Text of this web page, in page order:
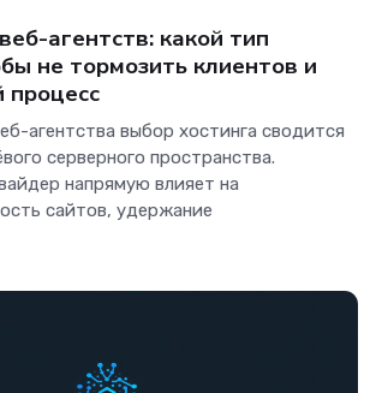
агентств: какой тип
не тормозить клиентов и
процесс
агентства выбор хостинга сводится
серверного пространства.
напрямую влияет на
сайтов, удержание